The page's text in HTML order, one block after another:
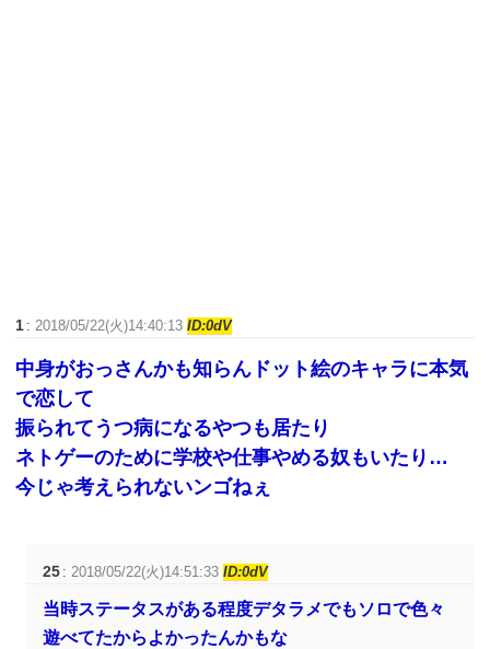
1 :2018/05/22(火)14:40:13ID:0dV
中身がおっさんかも知らんドット絵のキャラに本気
で恋して
振られてうつ病になるやつも居たり
ネトゲーのために学校や仕事やめる奴もいたり…
今じゃ考えられないンゴねぇ
25 :2018/05/22(火)14:51:33ID:0dV
当時ステータスがある程度デタラメでもソロで色々
遊べてたからよかったんかもな